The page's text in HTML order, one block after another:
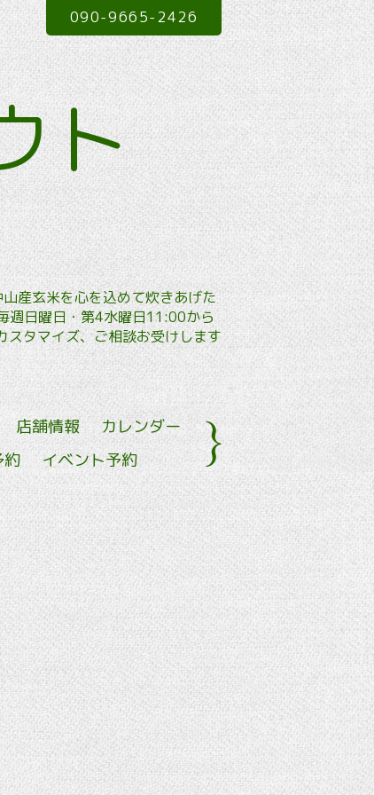
ウト
産玄米を心を込めて炊きあげた
週日曜日・第4水曜日11:00から
タマイズ、ご相談お受けします
090-9665-2426
店舗情報
カレンダー
約 イベント予約